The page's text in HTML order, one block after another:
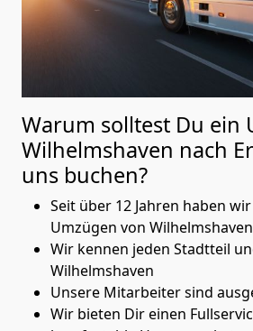
Warum solltest Du ein
Wilhelmshaven nach
uns buchen?
Seit über 12 Jahren haben wir
Umzügen von
Wir kennen jeden Stadtteil
Wilhelmshaven
Unsere Mitarbeiter sind
Wir bieten Dir einen